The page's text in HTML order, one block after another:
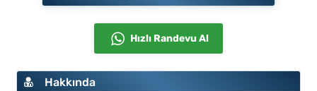
Hızlı Randevu Al
Hakkında